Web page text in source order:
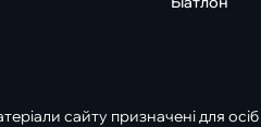
сайту призначені для